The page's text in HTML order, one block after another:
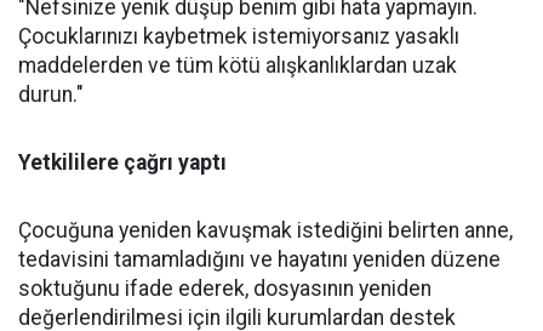
"Nefsinize yenik düşüp benim gibi hata yapmayın.
Çocuklarınızı kaybetmek istemiyorsanız yasaklı
maddelerden ve tüm kötü alışkanlıklardan uzak
durun."
Yetkililere çağrı yaptı
Çocuğuna yeniden kavuşmak istediğini belirten anne,
tedavisini tamamladığını ve hayatını yeniden düzene
soktuğunu ifade ederek, dosyasının yeniden
değerlendirilmesi için ilgili kurumlardan destek